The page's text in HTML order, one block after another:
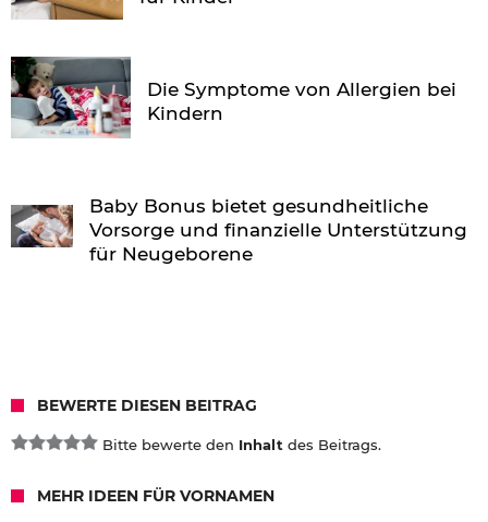
Die Symptome von Allergien bei
Kindern
Baby Bonus bietet gesundheitliche
Vorsorge und finanzielle Unterstützung
für Neugeborene
BEWERTE DIESEN BEITRAG
Bitte bewerte den Inhalt des Beitrags.
MEHR IDEEN FÜR VORNAMEN